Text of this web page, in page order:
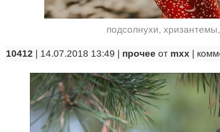
подсолнухи, хризантемы
10412 | 14.07.2018 13:49 | прочее от mxx